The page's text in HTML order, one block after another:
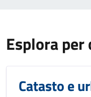
Esplora
Catasto e